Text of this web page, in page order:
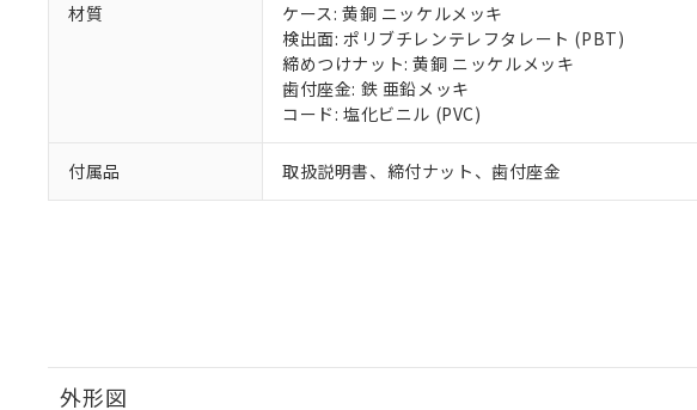
材質
ケース: 黄銅 ニッケルメッキ
検出面: ポリブチレンテレフタレート (PBT)
締めつけナット: 黄銅 ニッケルメッキ
歯付座金: 鉄 亜鉛メッキ
コード: 塩化ビニル (PVC)
付属品 取扱説明書、締付ナット、歯付座金
外形図